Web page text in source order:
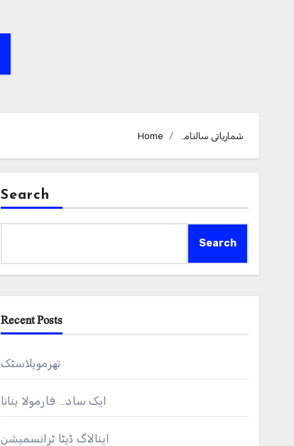
Home شماریاتی سالنامہ
Search
Search
Recent Posts
تھرموپلاسٹک
ایک سادہ فارمولا بنانا
اینالاگ ڈیٹا ٹرانسمیشن